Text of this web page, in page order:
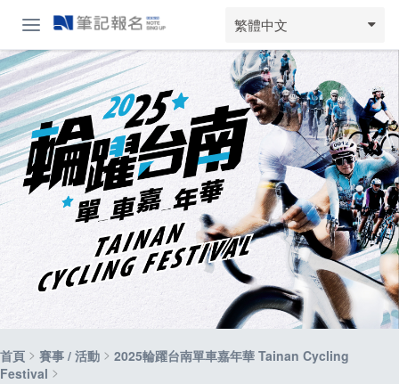
繁體中文
首頁 > 賽事 / 活動 > 2025輪躍台南單車嘉年華 Tainan Cycling
Festival >